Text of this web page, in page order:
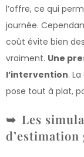
l’offre, ce qui
journée.
coût évite bien
vraiment. Une
l’intervention.
pose tout à plat,
Les